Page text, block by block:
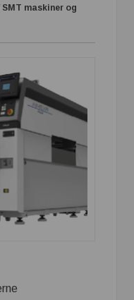
SMT maskiner og